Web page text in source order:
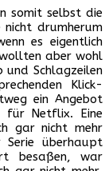
somit selbst die
nicht drumherum
es eigentlich
aber wohl
und Schlagzeilen
Klick-
ein Angebot
für Netflix. Eine
gar nicht mehr
Serie überhaupt
besaßen, war